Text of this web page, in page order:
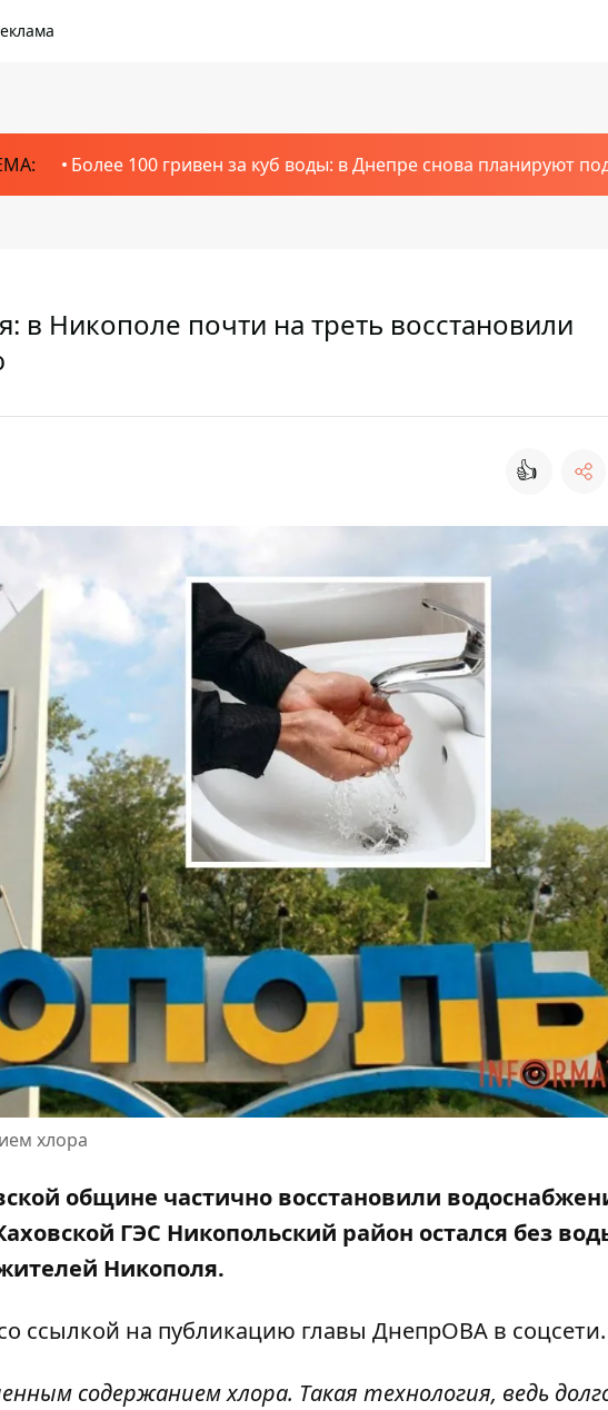
Более 100 гривен за куб воды: в Днепре снова планируют
в Никополе почти на треть восстановили
👍
хлора
общине частично восстановили
ГЭС Никопольский район остался без
Никополя.
ссылкой на публикацию главы ДнепрОВА в соцсети.
содержанием хлора. Такая технология, ведь